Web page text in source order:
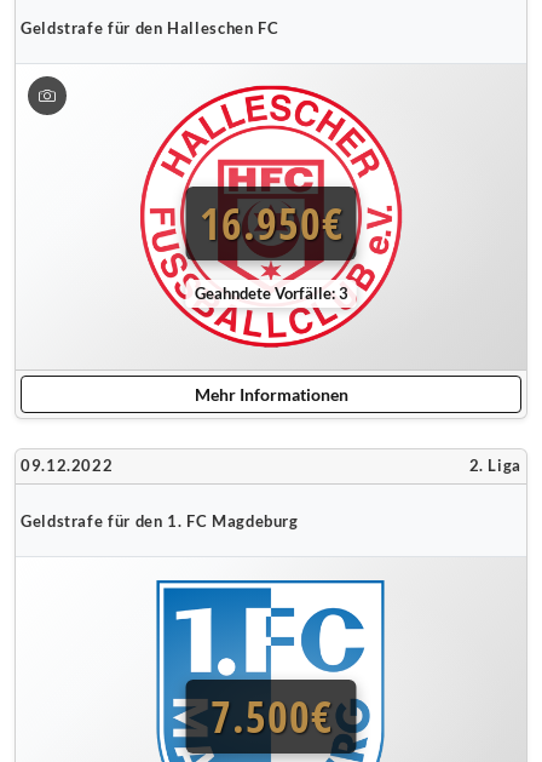
Geldstrafe für den Halleschen FC
16.950€
Geahndete Vorfälle: 3
Mehr Informationen
09.12.2022 2. Liga
Geldstrafe für den 1. FC Magdeburg
7.500€